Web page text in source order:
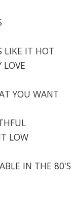
LIKE IT HOT
YOU WANT
LOW
IN THE 80'S